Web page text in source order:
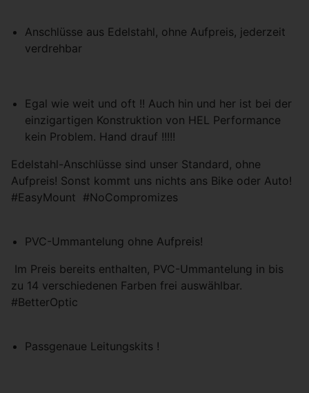
Anschlüsse aus Edelstahl, ohne Aufpreis, jederzeit
verdrehbar
Egal wie weit und oft !! Auch hin und her ist bei der
einzigartigen Konstruktion von HEL Performance
kein Problem. Hand drauf !!!!!
Edelstahl-Anschlüsse sind unser Standard, ohne
Aufpreis! Sonst kommt uns nichts ans Bike oder Auto!
#EasyMount #NoCompromizes
PVC-Ummantelung ohne Aufpreis!
Im Preis bereits enthalten, PVC-Ummantelung in bis
zu 14 verschiedenen Farben frei auswählbar.
#BetterOptic
Passgenaue Leitungskits !